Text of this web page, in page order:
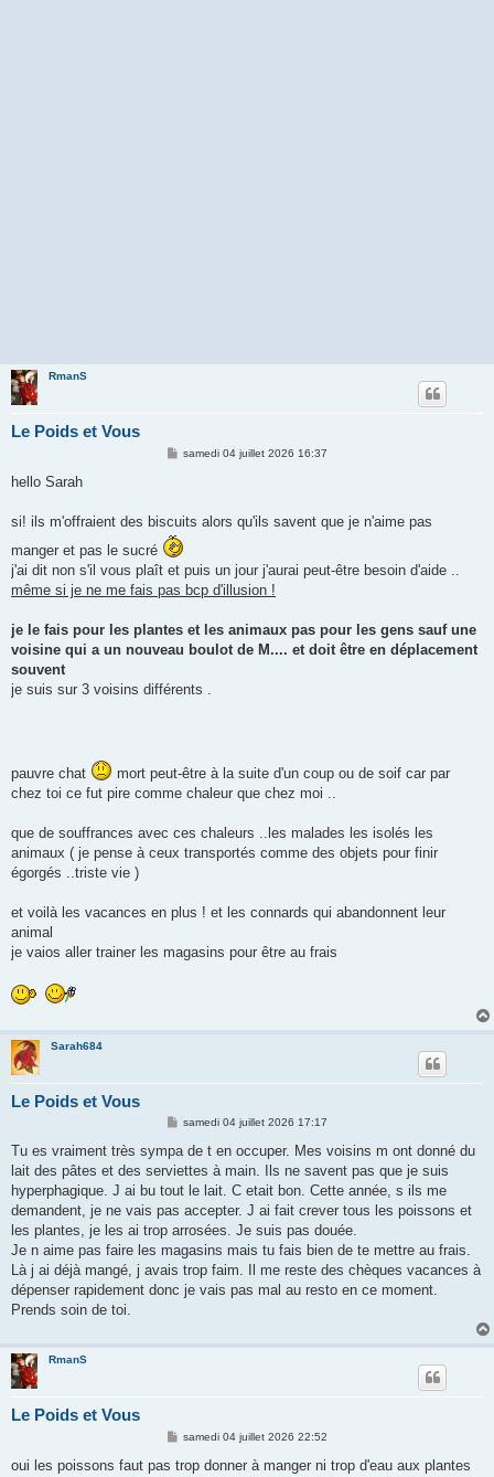
RmanS
Le Poids et Vous
M
g
samedi 04 juillet 2026 16:37
hello Sarah
si! ils m'offraient des biscuits alors qu'ils savent que je n'aime pas
manger et pas le sucré
j'ai dit non s'il vous plaît et puis un jour j'aurai peut-être besoin d'aide ..
même si je ne me fais pas bcp d'illusion !
je le fais pour les plantes et les animaux pas pour les gens sauf une
voisine qui a un nouveau boulot de M.... et doit être en déplacement
souvent
je suis sur 3 voisins différents .
pauvre chat
mort peut-être à la suite d'un coup ou de soif car par
chez toi ce fut pire comme chaleur que chez moi ..
que de souffrances avec ces chaleurs ..les malades les isolés les
animaux ( je pense à ceux transportés comme des objets pour finir
égorgés ..triste vie )
et voilà les vacances en plus ! et les connards qui abandonnent leur
animal
je vaios aller trainer les magasins pour être au frais
Sarah684
Le Poids et Vous
M
s
a
g
samedi 04 juillet 2026 17:17
Tu es vraiment très sympa de t en occuper. Mes voisins m ont donné du
lait des pâtes et des serviettes à main. Ils ne savent pas que je suis
hyperphagique. J ai bu tout le lait. C etait bon. Cette année, s ils me
demandent, je ne vais pas accepter. J ai fait crever tous les poissons et
les plantes, je les ai trop arrosées. Je suis pas douée.
Je n aime pas faire les magasins mais tu fais bien de te mettre au frais.
Là j ai déjà mangé, j avais trop faim. Il me reste des chèques vacances à
dépenser rapidement donc je vais pas mal au resto en ce moment.
Prends soin de toi.
RmanS
Le Poids et Vous
M
s
samedi 04 juillet 2026 22:52
oui les poissons faut pas trop donner à manger ni trop d'eau aux plantes